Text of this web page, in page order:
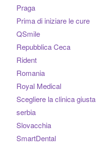
Praga
Prima di iniziare le cure
QSmile
Repubblica Ceca
Rident
Romania
Royal Medical
Scegliere la clinica giusta
serbia
Slovacchia
SmartDental